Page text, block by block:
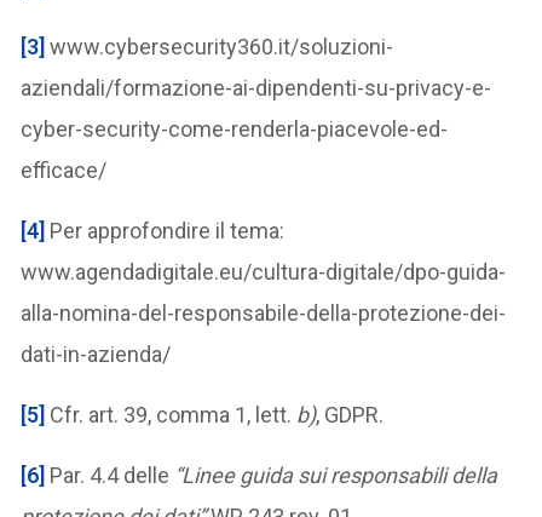
[3] www.cybersecurity360.it/soluzioni-
aziendali/formazione-ai-dipendenti-su-privacy-e-
cyber-security-come-renderla-piacevole-ed-
efficace/
[4] Per approfondire il tema:
www.agendadigitale.eu/cultura-digitale/dpo-guida-
alla-nomina-del-responsabile-della-protezione-dei-
dati-in-azienda/
[5] Cfr. art. 39, comma 1, lett. b), GDPR.
[6] Par. 4.4 delle “Linee guida sui responsabili della